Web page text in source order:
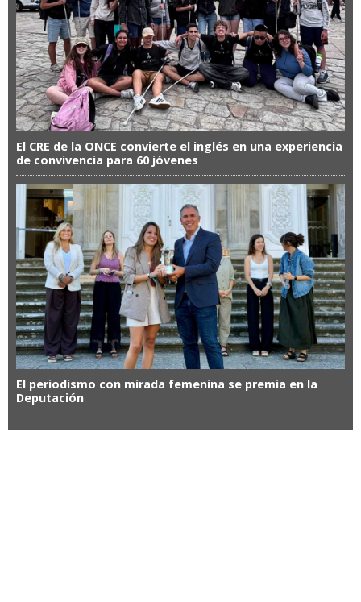
El CRE de la ONCE convierte el inglés en una experiencia
de convivencia para 60 jóvenes
El periodismo con mirada femenina se premia en la
Deputación